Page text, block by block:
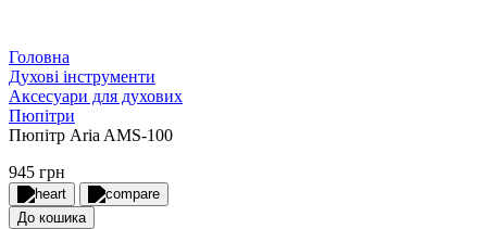
Головна
Духові інструменти
Аксесуари для духових
Пюпітри
Пюпітр Aria AMS-100
945 грн
До кошика